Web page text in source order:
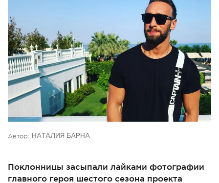
Автор: НАТАЛИЯ БАРНА
Поклонницы засыпали лайками фотографии
главного героя шестого сезона проекта